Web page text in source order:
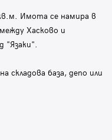
Имота се намира в
Хасково и
"Язаки".
складова база, депо или